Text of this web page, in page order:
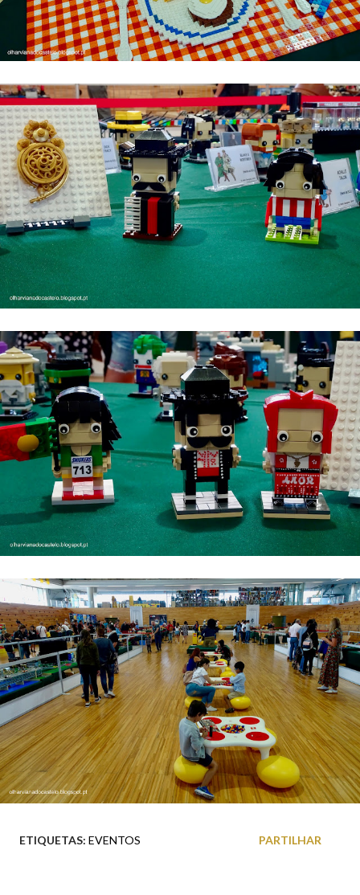
ETIQUETAS: EVENTOS PARTILHAR